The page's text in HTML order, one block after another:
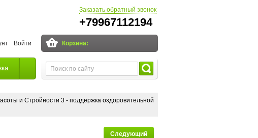
Заказать обратный звонок
+79967112194
Войти Корзина:
и Стройности 3 - поддержка оздоровительной
Следующий